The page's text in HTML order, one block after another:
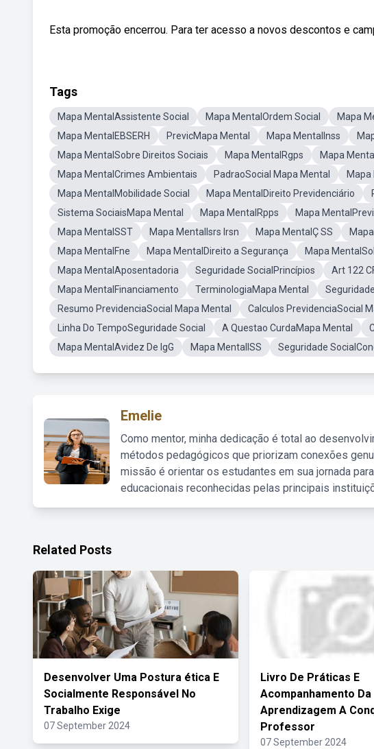
Esta promoção encerrou. Para ter acesso a novos descontos e
Tags
Mapa MentalAssistente Social Mapa MentalOrdem Social Mapa
Mapa MentalEBSERH
PrevicMapa Mental Mapa MentalInss
Mapa MentalSobre Direitos Sociais
Mapa MentalRgps Mapa
Mapa MentalCrimes Ambientais
PadraoSocial Mapa Mental
Mapa MentalMobilidade Social
Mapa MentalDireito Previdenciário
Sistema SociaisMapa Mental
Mapa MentalRpps Mapa
Mapa MentalSST
Mapa MentalIsrs Irsn Mapa MentalÇ SS
Mapa MentalFne
Mapa MentalDireito a Segurança Mapa
Mapa MentalAposentadoria
Seguridade SocialPrincípios Art 122
Mapa MentalFinanciamento
TerminologiaMapa Mental
Resumo PrevidenciaSocial Mapa Mental
Calculos PrevidenciaSocial
Linha Do TempoSeguridade Social
A Questao CurdaMapa Mental
Mapa MentalAvidez De IgG
Mapa MentalISS Seguridade
Emelie
Como mentor, minha dedicação é total ao
métodos pedagógicos que priorizam conexões
missão é orientar os estudantes em sua jornada
educacionais reconhecidas pelas principais
Related Posts
Desenvolver Uma Postura ética E
Socialmente Responsável No
Trabalho Exige
07 September 2024
Livro De Práticas E
Acompanhamento Da
Aprendizagem A
Professor
07 September 2024